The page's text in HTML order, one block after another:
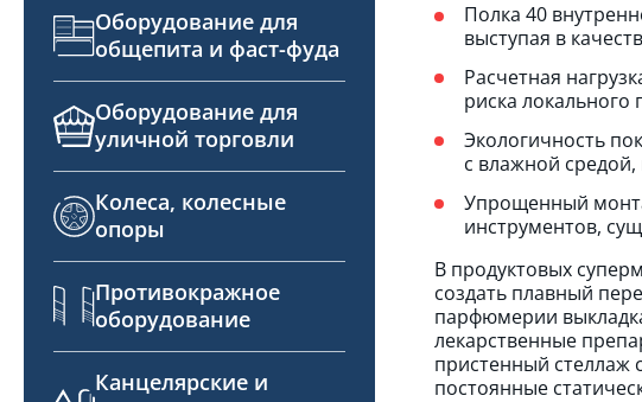
Оборудование для
общепита и фаст-фуда
Оборудование для
уличной торговли
Колеса, колесные
опоры
Противокражное
оборудование
Канцелярские и
Полка 40
выступая в
Расчетная
риска
Экологичность
с влажной
Упрощенный
инструментов,
В продуктовых
создать плавный
парфюмерии
лекарственные
пристенный стеллаж
постоянные